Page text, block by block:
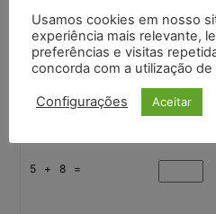
Senha:
autenticado
5 + 8 =
Usamos cookies em nosso
experiência mais relevante,
preferências e visitas
concorda com a utilização de
Configurações Aceitar